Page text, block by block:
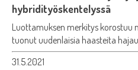
hybridityöskentelyssä
Luottamuksen merkitys korostuu
tuonut uudenlaisia haasteita
31.5.2021